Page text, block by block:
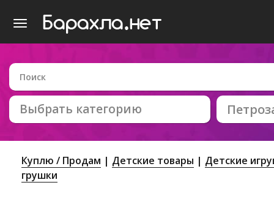
Выбрать категорию
Куплю / Продам Детские товары
Детские
грушки